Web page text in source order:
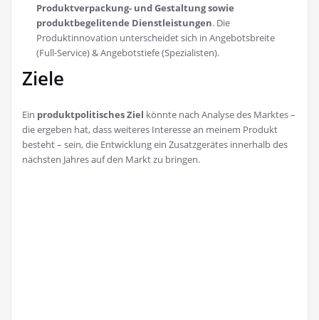
Produktverpackung- und Gestaltung sowie
produktbegelitende Dienstleistungen. Die
Produktinnovation unterscheidet sich in Angebotsbreite
(Full-Service) & Angebotstiefe (Spezialisten).
Ziele
Ein produktpolitisches Ziel könnte nach Analyse des Marktes –
die ergeben hat, dass weiteres Interesse an meinem Produkt
besteht – sein, die Entwicklung ein Zusatzgerätes innerhalb des
nächsten Jahres auf den Markt zu bringen.